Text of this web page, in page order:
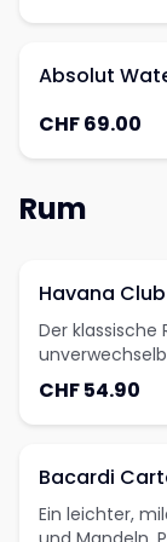
Absolut
CHF 69.00
Rum
Havana
Der klassische
harmonischen
pur - ein Muss
CHF 54.90
Bacardi
Ein leichter,